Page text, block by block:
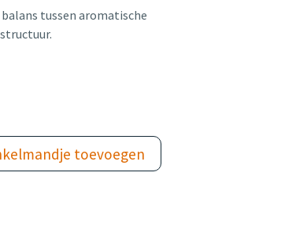
tussen aromatische
toevoegen